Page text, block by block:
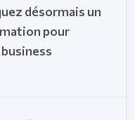
désormais un
pour